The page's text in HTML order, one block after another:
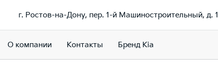
г. Ростов-на-Дону, пер. 1-й Машиностроительный, д. 1
О компании Контакты Бренд Kia